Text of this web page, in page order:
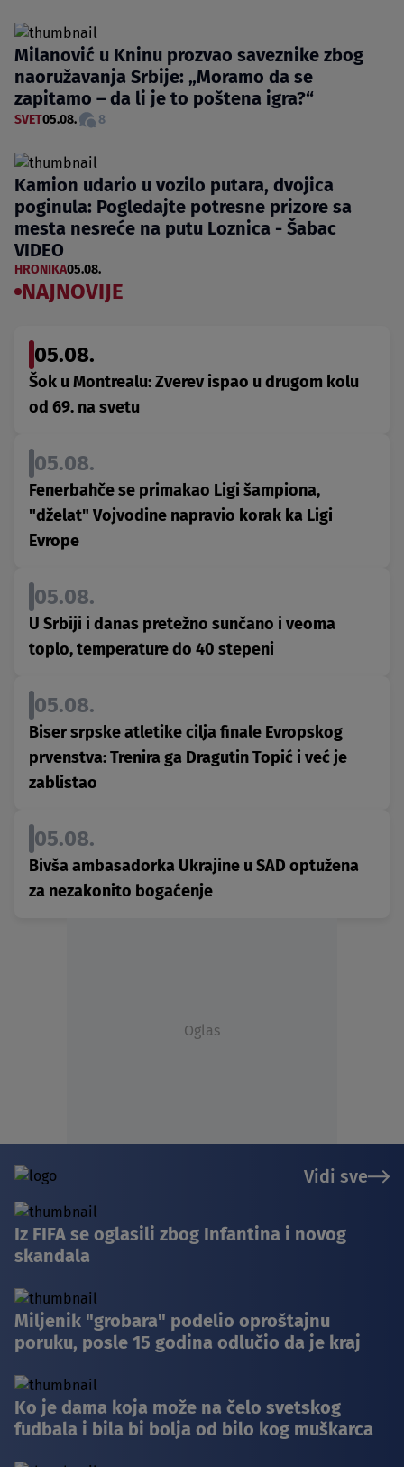
Milanović u Kninu prozvao saveznike zbog
naoružavanja Srbije: „Moramo da se
zapitamo – da li je to poštena igra?“
SVET05.08. 8
Kamion udario u vozilo putara, dvojica
poginula: Pogledajte potresne prizore sa
mesta nesreće na putu Loznica - Šabac
VIDEO
HRONIKA05.08.
NAJNOVIJE
05.08.
Šok u Montrealu: Zverev ispao u drugom kolu
od 69. na svetu
05.08.
Fenerbahče se primakao Ligi šampiona,
"dželat" Vojvodine napravio korak ka Ligi
Evrope
05.08.
U Srbiji i danas pretežno sunčano i veoma
toplo, temperature do 40 stepeni
05.08.
Biser srpske atletike cilja finale Evropskog
prvenstva: Trenira ga Dragutin Topić i već je
zablistao
05.08.
Bivša ambasadorka Ukrajine u SAD optužena
za nezakonito bogaćenje
Oglas
Vidi sve
Iz FIFA se oglasili zbog Infantina i novog
skandala
Miljenik "grobara" podelio oproštajnu
poruku, posle 15 godina odlučio da je kraj
Ko je dama koja može na čelo svetskog
fudbala i bila bi bolja od bilo kog muškarca